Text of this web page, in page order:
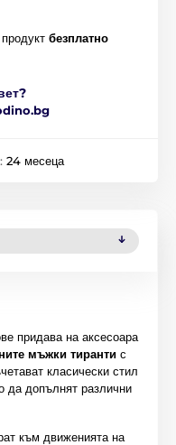
безплатно
24 месеца
придава на аксесоара
мъжки тиранти с
класически стил
да допълнят различни
към движенията на